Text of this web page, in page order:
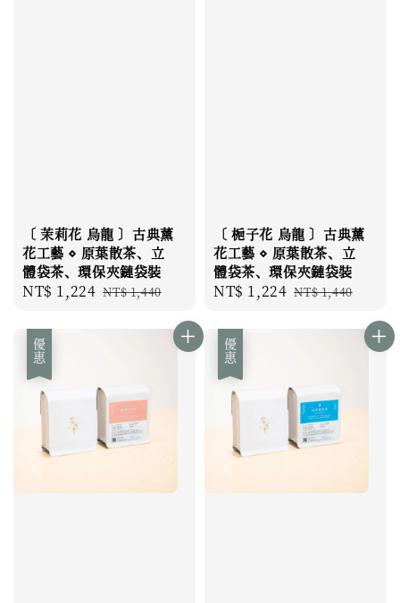
〔 茉莉花 烏龍 〕古典薰
花工藝 ⋄ 原葉散茶、立
體袋茶、環保夾鏈袋裝
Sale
NT$ 1,224 Regular
NT$ 1,440
〔 梔子花 烏龍 〕古典薰
花工藝 ⋄ 原葉散茶、立
體袋茶、環保夾鏈袋裝
Sale
NT$ 1,224 Regular
NT$ 1,440
優惠 優惠